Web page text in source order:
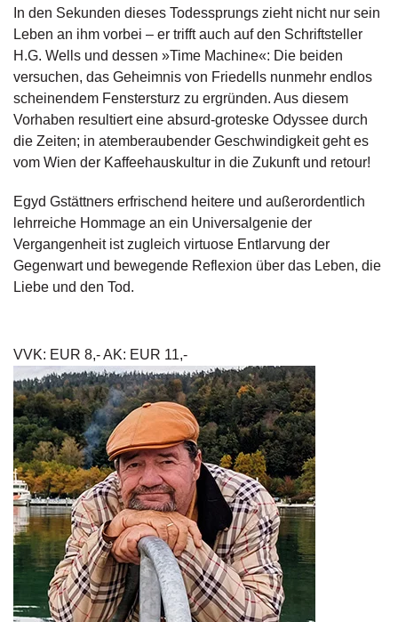
r
s
c
h
a
u
a
d
e
l
P
s
e
R
i
g
h
ts
Ü
b
e
n
In den Sekunden dieses Todessprungs zieht nicht nur sein
Leben an ihm vorbei – er trifft auch auf den Schriftsteller
H.G. Wells und dessen »Time Machine«: Die beiden
versuchen, das Geheimnis von Friedells nunmehr endlos
scheinendem Fenstersturz zu ergründen. Aus diesem
Vorhaben resultiert eine absurd-groteske Odyssee durch
die Zeiten; in atemberaubender Geschwindigkeit geht es
vom Wien der Kaffeehauskultur in die Zukunft und retour!
Egyd Gstättners erfrischend heitere und außerordentlich
lehrreiche Hommage an ein Universalgenie der
Vergangenheit ist zugleich virtuose Entlarvung der
Gegenwart und bewegende Reflexion über das Leben, die
Liebe und den Tod.
VVK: EUR 8,- AK: EUR 11,-